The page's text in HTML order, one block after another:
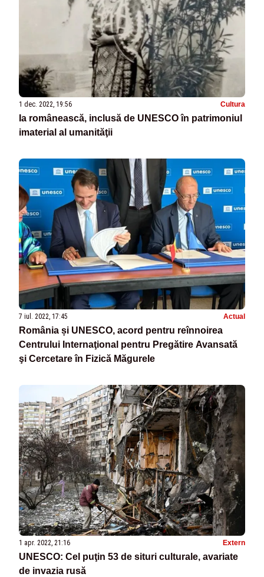
1 dec. 2022, 19:56 Cultura
Ia românească, inclusă de UNESCO în patrimoniul
imaterial al umanităţii
7 iul. 2022, 17:45 Actual
România și UNESCO, acord pentru reînnoirea
Centrului Internaţional pentru Pregătire Avansată
şi Cercetare în Fizică Măgurele
1 apr. 2022, 21:16 Extern
UNESCO: Cel puţin 53 de situri culturale, avariate
de invazia rusă